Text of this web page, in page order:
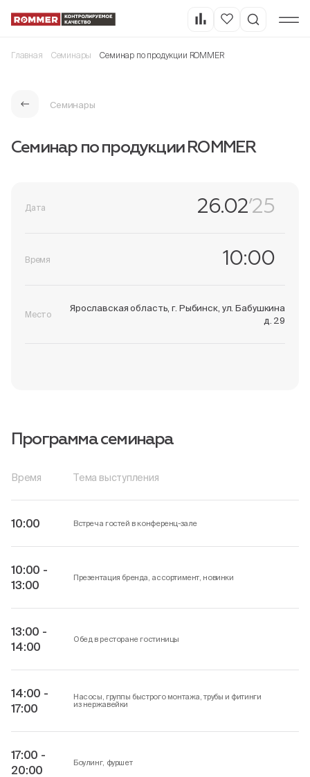
Главная Семинары Семинар по продукции ROMMER
Семинары
Семинар по продукции ROMMER
Дата 26.02’25
Время 10:00
Место
Ярославская область, г. Рыбинск, ул. Бабушкина
д. 29
Программа семинара
Время Тема выступления
10:00 Встреча гостей в конференц-зале
10:00 -
13:00
Презентация бренда, ассортимент, новинки
13:00 -
14:00
Обед в ресторане гостиницы
14:00 -
17:00
Насосы, группы быстрого монтажа, трубы и фитинги
из нержавейки
17:00 -
20:00
Боулинг, фуршет